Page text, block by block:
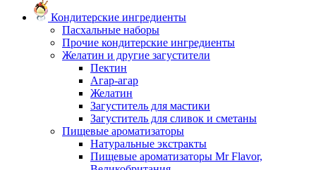
Кондитерские ингредиенты
Пасхальные наборы
Прочие кондитерские ингредиенты
Желатин и другие загустители
Пектин
Агар-агар
Желатин
Загуститель для мастики
Загуститель для сливок и сметаны
Пищевые ароматизаторы
Натуральные экстракты
Пищевые ароматизаторы Mr Flavor,